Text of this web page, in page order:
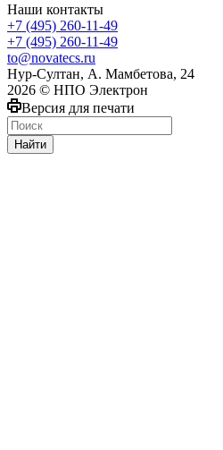
Наши контакты
+7 (495) 260-11-49
+7 (495) 260-11-49
to@novatecs.ru
Нур-Султан, А. Мамбетова, 24
2026 © НПО Электрон
Версия для печати
Найти